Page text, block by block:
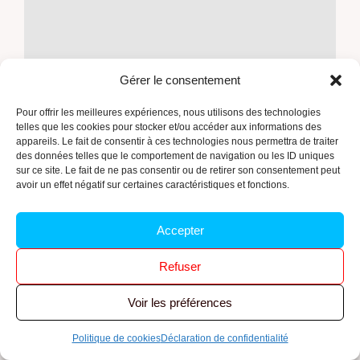
Gérer le consentement
Pour offrir les meilleures expériences, nous utilisons des technologies
telles que les cookies pour stocker et/ou accéder aux informations des
appareils. Le fait de consentir à ces technologies nous permettra de traiter
des données telles que le comportement de navigation ou les ID uniques
sur ce site. Le fait de ne pas consentir ou de retirer son consentement peut
avoir un effet négatif sur certaines caractéristiques et fonctions.
Accepter
Refuser
Voir les préférences
Politique de cookiesDéclaration de confidentialité